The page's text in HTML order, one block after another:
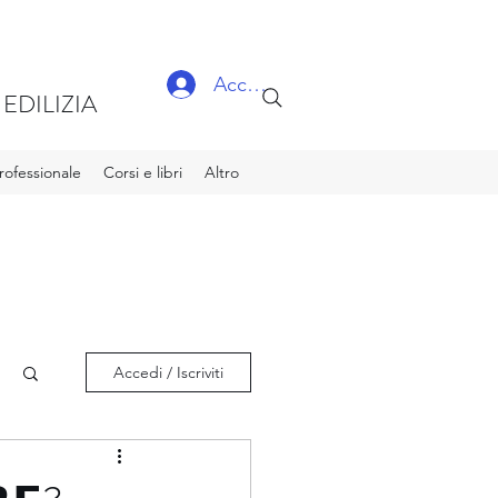
Accedi
Corsi e libri Altro
Accedi / Iscriviti